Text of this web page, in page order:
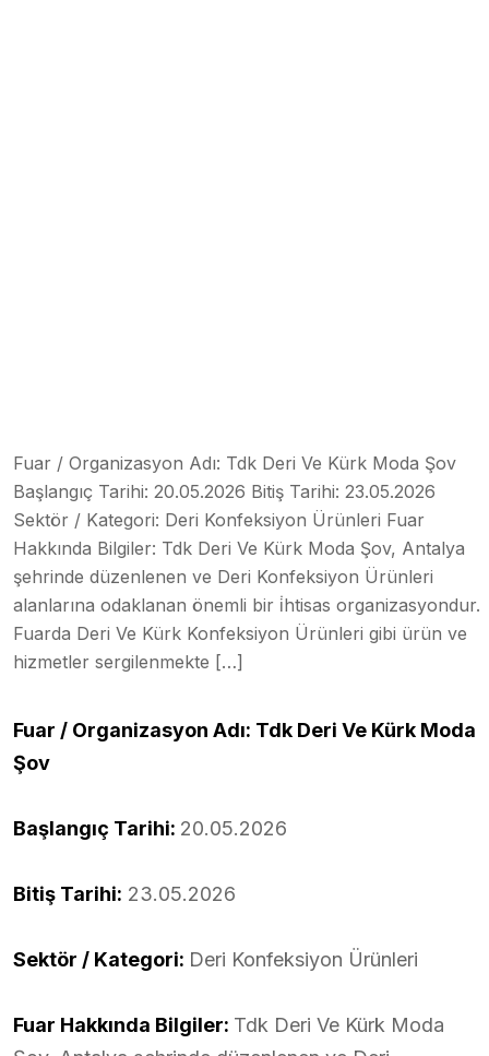
Fuar / Organizasyon Adı: Tdk Deri Ve Kürk Moda Şov
Başlangıç Tarihi: 20.05.2026 Bitiş Tarihi: 23.05.2026
Sektör / Kategori: Deri Konfeksiyon Ürünleri Fuar
Hakkında Bilgiler: Tdk Deri Ve Kürk Moda Şov, Antalya
şehrinde düzenlenen ve Deri Konfeksiyon Ürünleri
alanlarına odaklanan önemli bir i̇htisas organizasyondur.
Fuarda Deri Ve Kürk Konfeksiyon Ürünleri gibi ürün ve
hizmetler sergilenmekte […]
Fuar / Organizasyon Adı: Tdk Deri Ve Kürk Moda
Şov
Başlangıç Tarihi: 20.05.2026
Bitiş Tarihi: 23.05.2026
Sektör / Kategori: Deri Konfeksiyon Ürünleri
Fuar Hakkında Bilgiler: Tdk Deri Ve Kürk Moda